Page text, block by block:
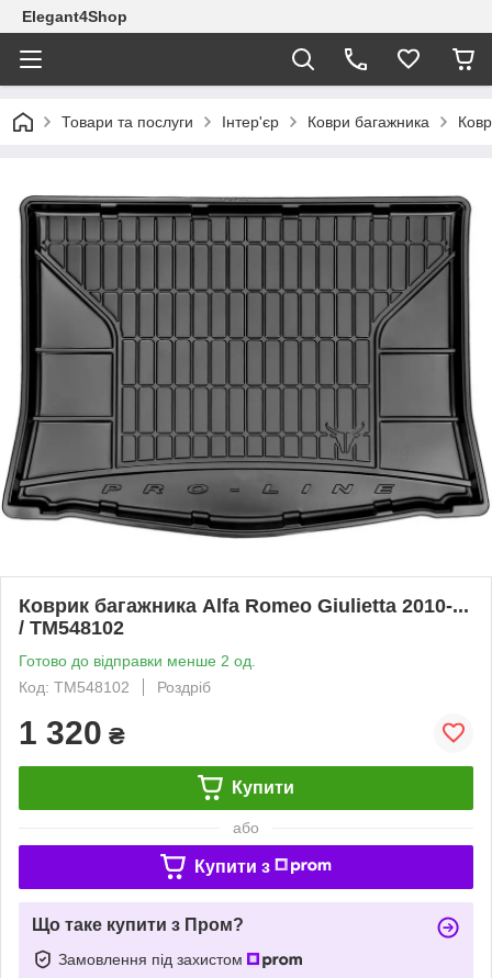
Elegant4Shop
Товари та послуги Інтер'єр Коври багажника
Коврик багажника Alfa Romeo Giulietta 2010-...
/ TM548102
Готово до відправки менше 2 од.
Код: TM548102
Роздріб
1 320 ₴
Купити
або
Купити з
Що таке купити з Пром?
Замовлення під захистом